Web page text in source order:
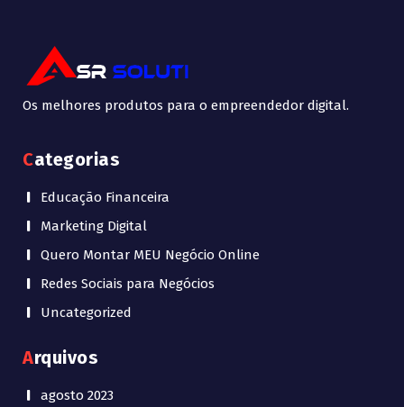
Os melhores produtos para o empreendedor digital.
Categorias
Educação Financeira
Marketing Digital
Quero Montar MEU Negócio Online
Redes Sociais para Negócios
Uncategorized
Arquivos
agosto 2023